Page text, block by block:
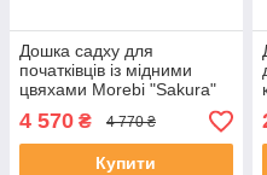
Дошка садху для
початківців із мідними
цвяхами Morebi "Sakura"
Білий, крок 10 мм овальна
4 570 ₴ 4 770 ₴
Купити